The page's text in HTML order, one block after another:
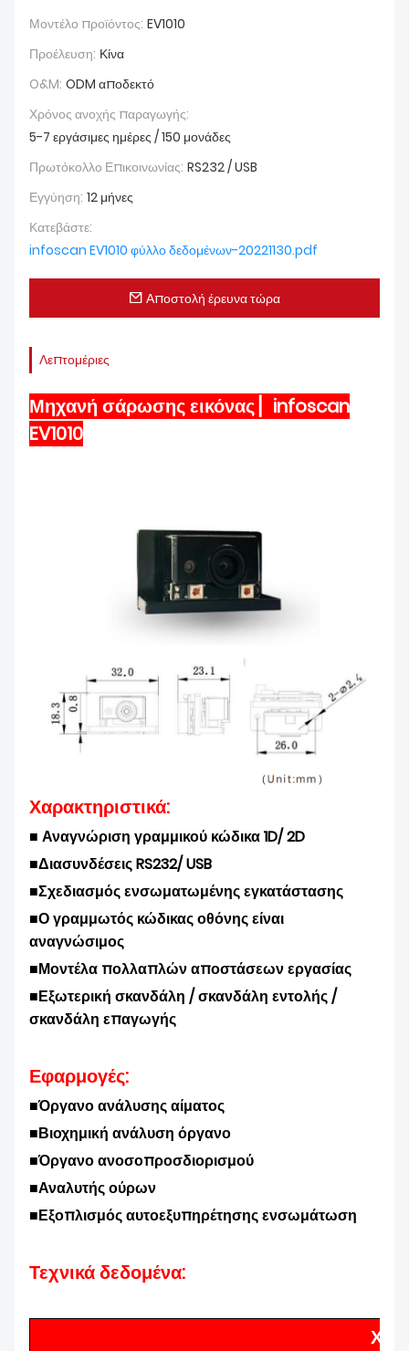
Μοντέλο προϊόντος: EV1010
Προέλευση: Κίνα
O&M: ODM αποδεκτό
Χρόνος ανοχής παραγωγής:
5-7 εργάσιμες ημέρες / 150 μονάδες
Πρωτόκολλο Επικοινωνίας: RS232 / USB
Εγγύηση: 12 μήνες
Κατεβάστε:
infoscan EV1010 φύλλο δεδομένων-20221130.pdf
Αποστολή έρευνα τώρα
Λεπτομέριες
Μηχανή σάρωσης εικόνας ▏infoscan
EV1010
Χαρακτηριστικά:
■ Αναγνώριση γραμμικού κώδικα 1D/ 2D
■Διασυνδέσεις RS232/ USB
■Σχεδιασμός ενσωματωμένης εγκατάστασης
■Ο γραμμωτός κώδικας οθόνης είναι
αναγνώσιμος
■Μοντέλα πολλαπλών αποστάσεων εργασίας
■Εξωτερική σκανδάλη / σκανδάλη εντολής /
σκανδάλη επαγωγής
Εφαρμογές:
■Όργανο ανάλυσης αίματος
■Βιοχημική ανάλυση όργανο
■Όργανο ανοσοπροσδιορισμού
■Αναλυτής ούρων
■Εξοπλισμός αυτοεξυπηρέτησηςενσωμάτωση
Τεχνικά δεδομένα: